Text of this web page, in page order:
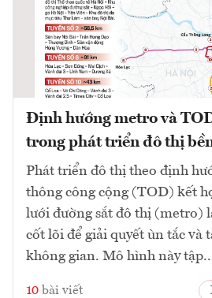
Định hướng metro và
trong phát triển đô thị
Phát triển đô thị theo định
thông công cộng (TOD) kết
lưới đường sắt đô thị (metro)
cốt lõi để giải quyết ùn tắc và
không gian. Mô hình này
10 bài viết